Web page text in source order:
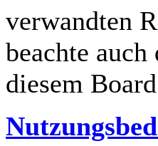
verwandten
beachte
diesem